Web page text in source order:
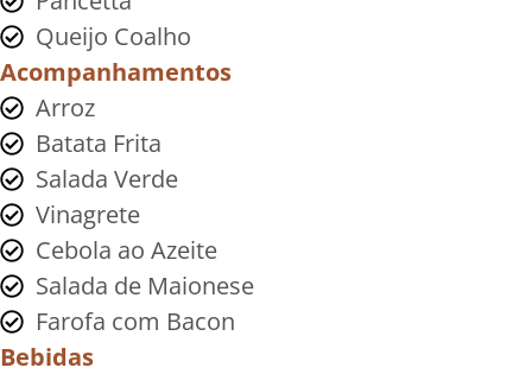
Queijo Coalho
Acompanhamentos
Arroz
Batata Frita
Salada Verde
Vinagrete
Cebola ao Azeite
Salada de Maionese
Farofa com Bacon
Bebidas